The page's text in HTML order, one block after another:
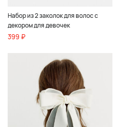
Набор из 2 заколок для волос с
декором для девочек
399 ₽